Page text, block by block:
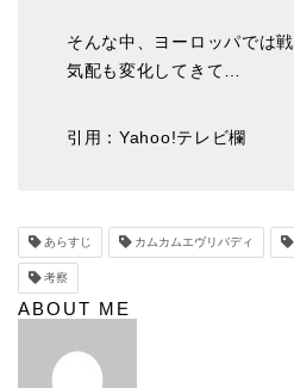
そんな中、ヨーロッパでは
気配も変化してきて…
引用：Yahoo!テレビ欄
あらすじ カムカムエヴリバディ
考察
ABOUT ME